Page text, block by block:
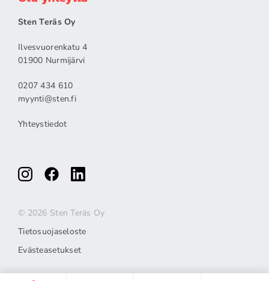
Sten Teräs Oy
Ilvesvuorenkatu 4
01900 Nurmijärvi
0207 434 610
myynti@sten.fi
Yhteystiedot
© 2026 Sten Teräs Oy
Tietosuojaseloste
Evästeasetukset